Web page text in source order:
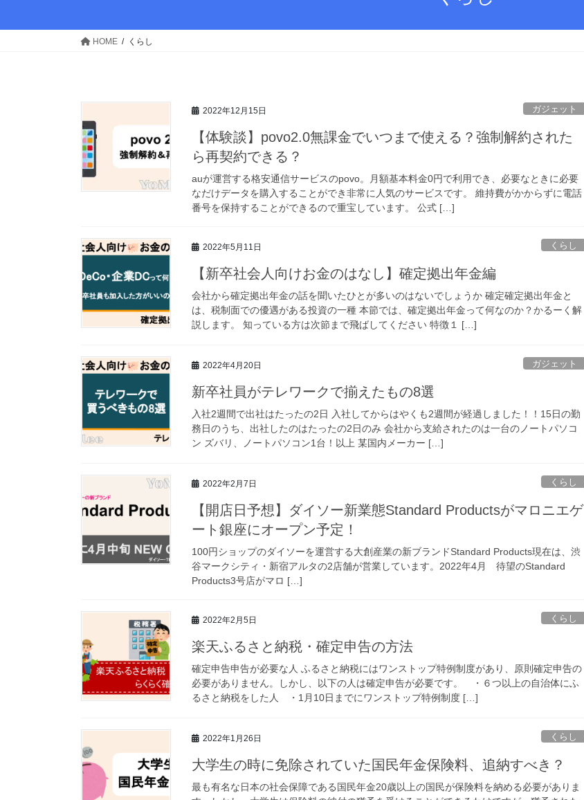
HOME くらし
2022年12月15日 ガジェット
【体験談】povo2.0無課金でいつまで使える？強制解約された
ら再契約できる？
auが運営する格安通信サービスのpovo。月額基本料金0円で利用でき、必要なときに必要
なだけデータを購入することができ非常に人気のサービスです。 維持費がかからずに電話
番号を保持することができるので重宝しています。 公式 […]
2022年5月11日 くらし
【新卒社会人向けお金のはなし】確定拠出年金編
会社から確定拠出年金の話を聞いたひとが多いのはないでしょうか 確定確定拠出年金と
は、税制面での優遇がある投資の一種 本節では、確定拠出年金って何なのか？かるーく解
説します。 知っている方は次節まで飛ばしてください 特徴１ […]
2022年4月20日 ガジェット
新卒社員がテレワークで揃えたもの8選
入社2週間で出社はたったの2日 入社してからはやくも2週間が経過しました！！15日の勤
務日のうち、出社したのはたったの2日のみ 会社から支給されたのは一台のノートパソコ
ン ズバリ、ノートパソコン1台！以上 某国内メーカー […]
2022年2月7日 くらし
【開店日予想】ダイソー新業態Standard Productsがマロニエゲ
ート銀座にオープン予定！
100円ショップのダイソーを運営する大創産業の新ブランドStandard Products現在は、渋
谷マークシティ・新宿アルタの2店舗が営業しています。2022年4月 待望のStandard
Products3号店がマロ […]
2022年2月5日 くらし
楽天ふるさと納税・確定申告の方法
確定申告申告が必要な人 ふるさと納税にはワンストップ特例制度があり、原則確定申告の
必要がありません。しかし、以下の人は確定申告が必要です。 ・６つ以上の自治体にふ
るさと納税をした人 ・1月10日までにワンストップ特例制度 […]
2022年1月26日 くらし
大学生の時に免除されていた国民年金保険料、追納すべき？
最も有名な日本の社会保障である国民年金20歳以上の国民が保険料を納める必要がありま